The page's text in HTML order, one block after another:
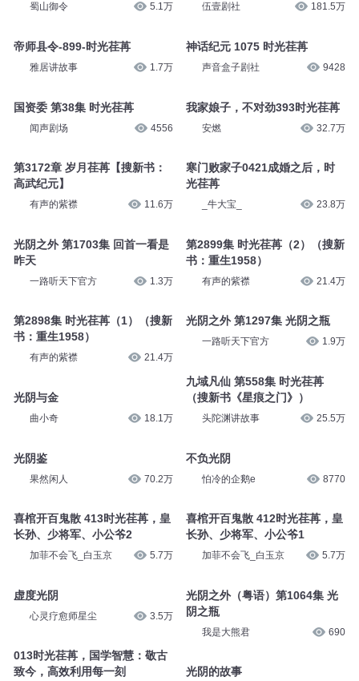
蜀山御令 5.1万
帝师县令-899-时光荏苒
雅居讲故事 1.7万
国资委 第38集 时光荏苒
闻声剧场 4556
第3172章 岁月荏苒【搜新书：
高武纪元】
有声的紫襟 11.6万
光阴之外 第1703集 回首一看是
昨天
一路听天下官方 1.3万
第2898集 时光荏苒（1）（搜新
书：重生1958）
有声的紫襟 21.4万
光阴与金
曲小奇 18.1万
光阴鉴
果然闲人 70.2万
喜棺开百鬼散 413时光荏苒，皇
长孙、少将军、小公爷2
加菲不会飞_白玉京 5.7万
虚度光阴
心灵疗愈师星尘 3.5万
013时光荏苒，国学智慧：敬古
致今，高效利用每一刻
伍壹剧社 181.5万
神话纪元 1075 时光荏苒
声音盒子剧社 9428
我家娘子，不对劲393时光荏苒
安燃 32.7万
寒门败家子0421成婚之后，时
光荏苒
_牛大宝_ 23.8万
第2899集 时光荏苒（2）（搜新
书：重生1958）
有声的紫襟 21.4万
光阴之外 第1297集 光阴之瓶
一路听天下官方 1.9万
九域凡仙 第558集 时光荏苒
（搜新书《星痕之门》）
头陀渊讲故事 25.5万
不负光阴
怕冷的企鹅e 8770
喜棺开百鬼散 412时光荏苒，皇
长孙、少将军、小公爷1
加菲不会飞_白玉京 5.7万
光阴之外（粤语）第1064集 光
阴之瓶
我是大熊君 690
光阴的故事